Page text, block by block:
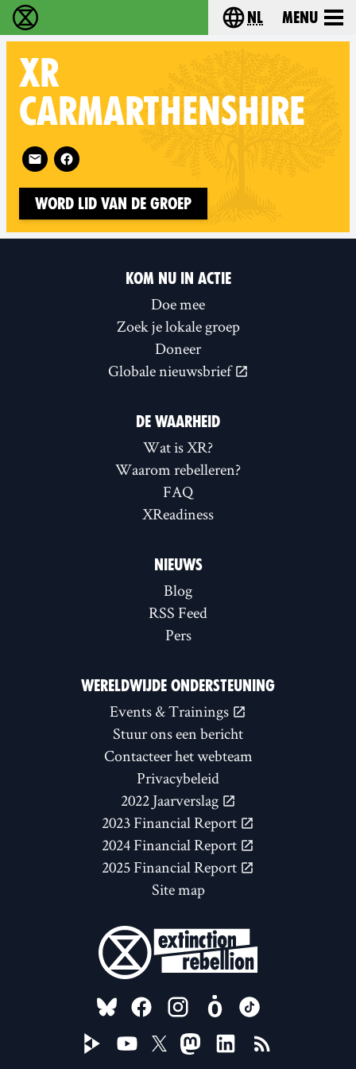
Extinction Rebellion - Home Choose your
nl Menu
XR
CARMARTHENSHIRE
Follow XR Carmarthenshire on
Word lid van de groep
KOM NU IN ACTIE
Doe mee
Zoek je lokale groep
Doneer
Globale nieuwsbrief
DE WAARHEID
Wat is XR?
Waarom rebelleren?
FAQ
XReadiness
NIEUWS
Blog
RSS Feed
Pers
WERELDWIJDE ONDERSTEUNING
Events & Trainings
Stuur ons een bericht
Contacteer het webteam
Privacybeleid
2022 Jaarverslag
2023 Financial Report
2024 Financial Report
2025 Financial Report
Site map
FOLLOW US ON